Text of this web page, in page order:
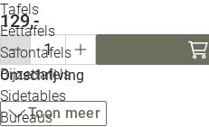
Tafels
Eettafels
Salontafels
Bijzettafels
Sidetables
Bureaus
129,-
Omschrijving
Toon meer